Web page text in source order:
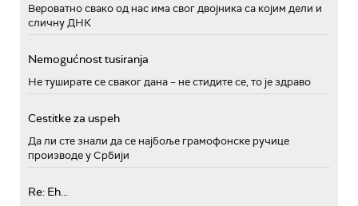
Вероватно свако од нас има свог двојника са којим дели и
сличну ДНК
Nemogućnost tusiranja
Не туширате се сваког дана – не стидите се, то је здраво
Cestitke za uspeh
Да ли сте знали да се најбоље грамофонске ручице
производе у Србији
Re: Eh...